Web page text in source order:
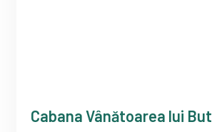
Cabana Vânătoarea lui